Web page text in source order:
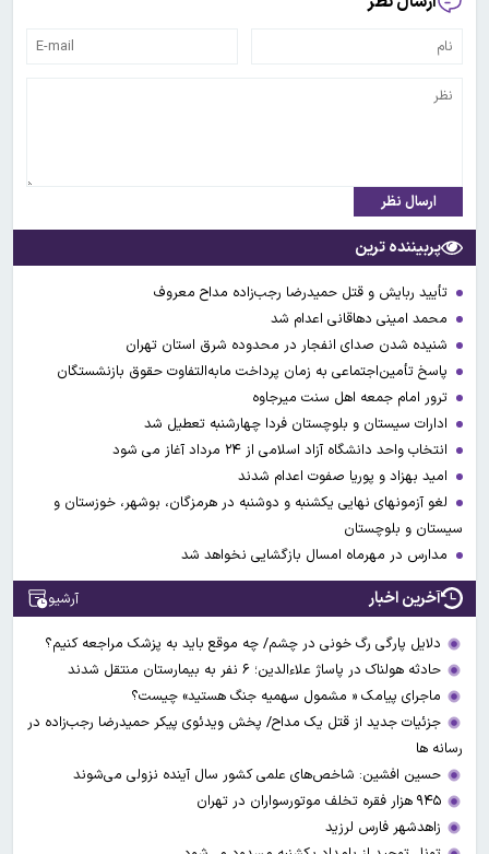
ارسال نظر
پربیننده ترین
تأیید ربایش و قتل حمیدرضا رجب‌زاده مداح معروف
محمد امینی دهاقانی اعدام شد
شنیده شدن صدای انفجار در محدوده شرق استان تهران
پاسخ تأمین‌اجتماعی به زمان پرداخت مابه‌التفاوت حقوق بازنشستگان
ترور امام جمعه اهل سنت میرجاوه
ادارات سیستان و بلوچستان فردا چهارشنبه تعطیل شد
انتخاب واحد دانشگاه آزاد اسلامی از ۲۴ مرداد آغاز می شود
امید بهزاد و پوریا صفوت اعدام شدند
لغو آزمونهای نهایی یکشنبه و دوشنبه در هرمزگان، بوشهر، خوزستان و
سیستان و بلوچستان
مدارس در مهرماه امسال بازگشایی نخواهد شد
آخرین اخبار آرشیو
دلایل پارگی رگ خونی در چشم/ چه موقع باید به پزشک مراجعه کنیم؟
حادثه هولناک در پاساژ علاءالدین؛ ۶ نفر به بیمارستان منتقل شدند
ماجرای پیامک « مشمول سهمیه جنگ هستید» چیست؟
جزئیات جدید از قتل یک مداح/ پخش ویدئوی پیکر حمیدرضا رجب‌زاده در
رسانه ها
حسین افشین: شاخص‌های علمی کشور سال آینده نزولی می‌شوند
۹۴۵ هزار فقره تخلف موتورسواران در تهران
زاهدشهر فارس لرزید